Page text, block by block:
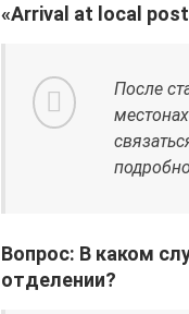
«Arrival at local
После
Вопрос: В каком
отделении?